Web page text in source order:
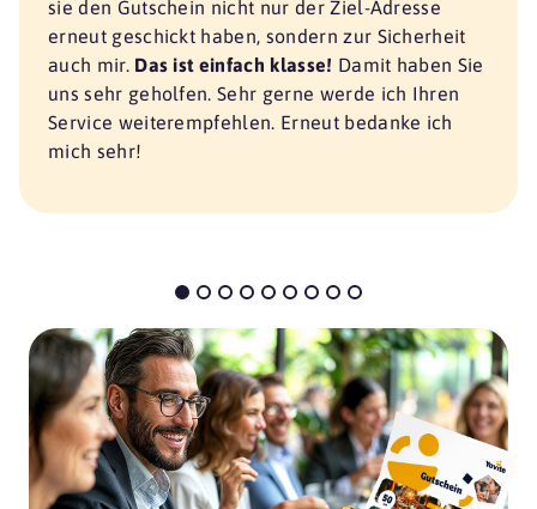
sie den Gutschein nicht nur der Ziel-Adresse
erneut geschickt haben, sondern zur Sicherheit
auch mir. Das ist einfach klasse! Damit haben Sie
uns sehr geholfen. Sehr gerne werde ich Ihren
Service weiterempfehlen. Erneut bedanke ich
mich sehr!